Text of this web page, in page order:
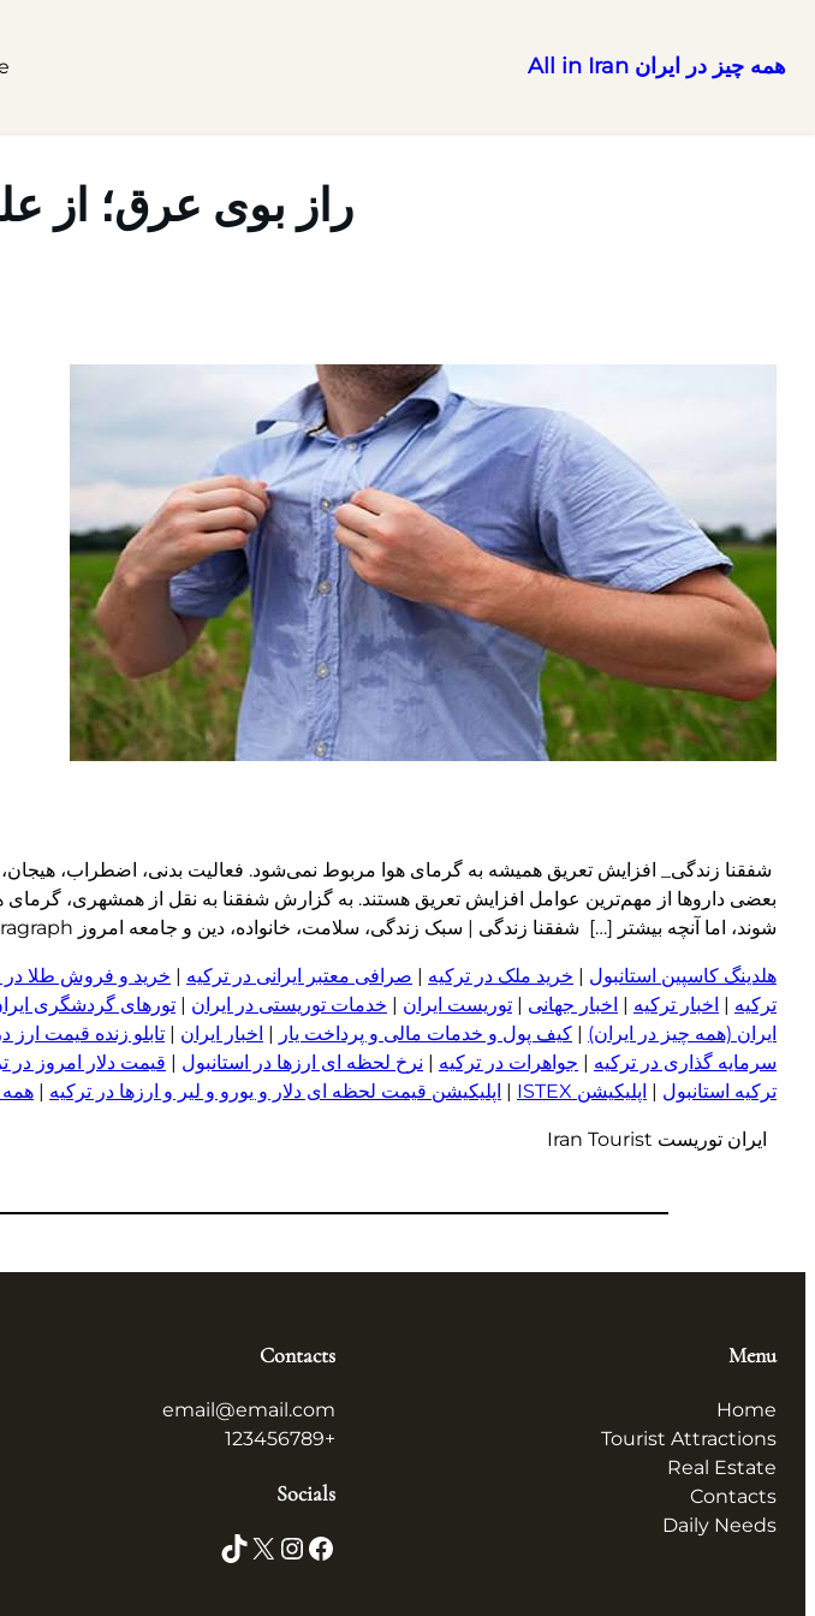
همه چیز در ایران All in Iran
راز بوی عرق؛ از
شفقنا زندگی_ افزایش تعریق همیشه به گرمای هوا مربوط نمی‌شود. فعالیت بدنی، اضطراب،
بعضی داروها از مهم‌ترین عوامل افزایش تعریق هستند. به گزارش شفقنا به نقل از همشهری،
شوند، اما آنچه بیشتر […] شفقنا زندگی | سبک زندگی، سلامت، خانواده، دین و جامعه امروز wp:paragraph
هلدینگ کاسپین استانبول | خرید ملک در ترکیه | صرافی معتبر ایرانی در ترکیه | خرید و فروش طلا در
ترکیه | اخبار ترکیه | اخبار جهانی | توریست ایران | خدمات توریستی در ایران | تورهای گردشگری
ایران (همه چیز در ایران) | کیف پول و خدمات مالی و پرداخت یار | اخبار ایران | تابلو زنده قیمت ارز
سرمایه گذاری در ترکیه | جواهرات در ترکیه | نرخ لحظه ای ارزها در استانبول | قیمت دلار امروز در
ترکیه استانبول | اپلیکیشن ISTEX | اپلیکیشن قیمت لحظه ای دلار و یورو و لیر و ار زها در ترکیه | همه
ایران توریست Iran Tourist
Menu
Home
Tourist Attractions
Real Estate
Contacts
Daily Needs
Contacts
email@email.com
+123456789
Socials
Facebook
Instagram
X
TikTok